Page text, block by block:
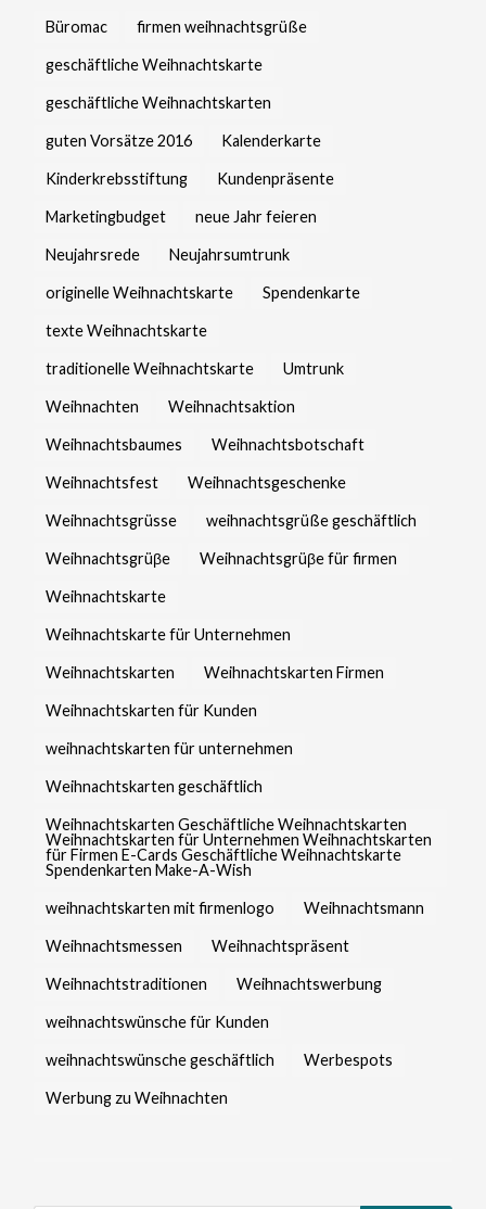
Büromac firmen weihnachtsgrüße
geschäftliche Weihnachtskarte
geschäftliche Weihnachtskarten
guten Vorsätze 2016 Kalenderkarte
Kinderkrebsstiftung Kundenpräsente
Marketingbudget neue Jahr feieren
Neujahrsrede Neujahrsumtrunk
originelle Weihnachtskarte Spendenkarte
texte Weihnachtskarte
traditionelle Weihnachtskarte Umtrunk
Weihnachten Weihnachtsaktion
Weihnachtsbaumes Weihnachtsbotschaft
Weihnachtsfest Weihnachtsgeschenke
Weihnachtsgrüsse weihnachtsgrüße geschäftlich
Weihnachtsgrüβe Weihnachtsgrüβe für firmen
Weihnachtskarte
Weihnachtskarte für Unternehmen
Weihnachtskarten Weihnachtskarten Firmen
Weihnachtskarten für Kunden
weihnachtskarten für unternehmen
Weihnachtskarten geschäftlich
Weihnachtskarten Geschäftliche Weihnachtskarten
Weihnachtskarten für Unternehmen Weihnachtskarten
für Firmen E-Cards Geschäftliche Weihnachtskarte
Spendenkarten Make-A-Wish
weihnachtskarten mit firmenlogo Weihnachtsmann
Weihnachtsmessen Weihnachtspräsent
Weihnachtstraditionen Weihnachtswerbung
weihnachtswünsche für Kunden
weihnachtswünsche geschäftlich Werbespots
Werbung zu Weihnachten